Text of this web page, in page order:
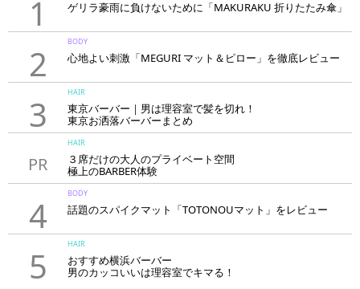
1 ゲリラ豪雨に負けないために「MAKURAKU 折りたたみ傘」
2
BODY
心地よい刺激「MEGURI マット＆ピロー」を徹底レビュー
3
HAIR
東京バーバー｜男は理容室で髪を切れ！
東京お洒落バーバーまとめ
PR
HAIR
３席だけの大人のプライベート空間
極上のBARBER体験
「LAVIE NEW STANDARD BARBER HANARE新宿店」
4
BODY
話題のスパイクマット「TOTONOUマット」をレビュー
5
HAIR
おすすめ横浜バーバー
男のカッコいいは理容室でキマる！